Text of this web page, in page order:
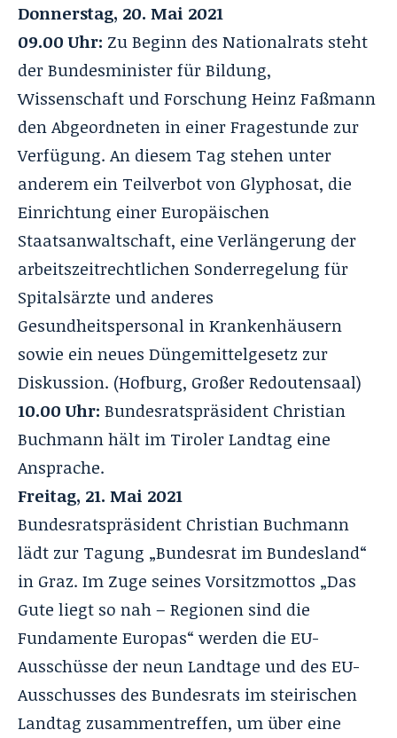
Donnerstag, 20. Mai 2021
09.00 Uhr: Zu Beginn des Nationalrats steht
der Bundesminister für Bildung,
Wissenschaft und Forschung Heinz Faßmann
den Abgeordneten in einer Fragestunde zur
Verfügung. An diesem Tag stehen unter
anderem ein Teilverbot von Glyphosat, die
Einrichtung einer Europäischen
Staatsanwaltschaft, eine Verlängerung der
arbeitszeitrechtlichen Sonderregelung für
Spitalsärzte und anderes
Gesundheitspersonal in Krankenhäusern
sowie ein neues Düngemittelgesetz zur
Diskussion. (Hofburg, Großer Redoutensaal)
10.00 Uhr: Bundesratspräsident Christian
Buchmann hält im Tiroler Landtag eine
Ansprache.
Freitag, 21. Mai 2021
Bundesratspräsident Christian Buchmann
lädt zur Tagung „Bundesrat im Bundesland“
in Graz. Im Zuge seines Vorsitzmottos „Das
Gute liegt so nah – Regionen sind die
Fundamente Europas“ werden die EU-
Ausschüsse der neun Landtage und des EU-
Ausschusses des Bundesrats im steirischen
Landtag zusammentreffen, um über eine